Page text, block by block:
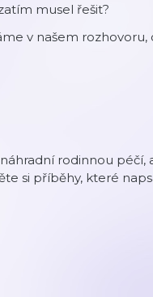
musel řešit?
v našem
rodinnou
si příběhy, které